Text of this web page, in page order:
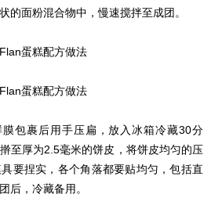
的面粉混合物中，慢速搅拌至成团。
蛋糕配方做法
蛋糕配方做法
包裹后用手压扁，放入冰箱冷藏30分
至厚为2.5毫米的饼皮，将饼皮均匀的压
要捏实，各个角落都要贴均匀，包括直
后，冷藏备用。